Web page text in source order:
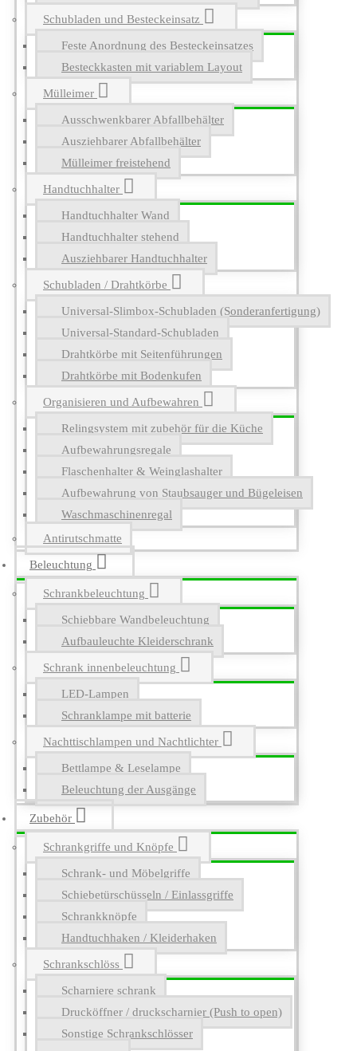
Schubladen und Besteckeinsatz
Feste Anordnung des Besteckeinsatzes
Besteckkasten mit variablem Layout
Mülleimer
Ausschwenkbarer Abfallbehälter
Ausziehbarer Abfallbehälter
Mülleimer freistehend
Handtuchhalter
Handtuchhalter Wand
Handtuchhalter stehend
Ausziehbarer Handtuchhalter
Schubladen / Drahtkörbe
Universal-Slimbox-Schubladen (Sonderanfertigung)
Universal-Standard-Schubladen
Drahtkörbe mit Seitenführungen
Drahtkörbe mit Bodenkufen
Organisieren und Aufbewahren
Relingsystem mit zubehör für die Küche
Aufbewahrungsregale
Flaschenhalter & Weinglashalter
Aufbewahrung von Staubsauger und Bügeleisen
Waschmaschinenregal
Antirutschmatte
Beleuchtung
Schrankbeleuchtung
Schiebbare Wandbeleuchtung
Aufbauleuchte Kleiderschrank
Schrank innenbeleuchtung
LED-Lampen
Schranklampe mit batterie
Nachttischlampen und Nachtlichter
Bettlampe & Leselampe
Beleuchtung der Ausgänge
Zubehör
Schrankgriffe und Knöpfe
Schrank- und Möbelgriffe
Schiebetürschüsseln / Einlassgriffe
Schrankknöpfe
Handtuchhaken / Kleiderhaken
Schrankschlöss
Scharniere schrank
Drucköffner / druckscharnier (Push to open)
Sonstige Schrankschlösser